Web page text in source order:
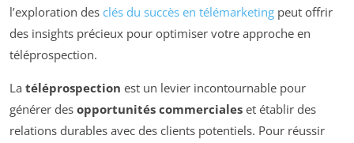
l’exploration des clés du succès en télémarketing peut offrir
des insights précieux pour optimiser votre approche en
téléprospection.
La téléprospection est un levier incontournable pour
générer des opportunités commerciales et établir des
relations durables avec des clients potentiels. Pour réussir